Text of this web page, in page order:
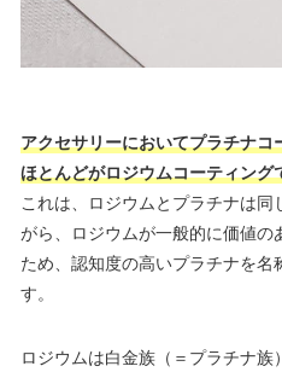
アクセサリーにおいてプラチナ
ほとんどがロジウムコーティング
これは、ロジウムとプラチナは
がら、ロジウムが一般的に価値
ため、認知度の高いプラチナを名
す。
ロジウムは白金族（＝プラチナ